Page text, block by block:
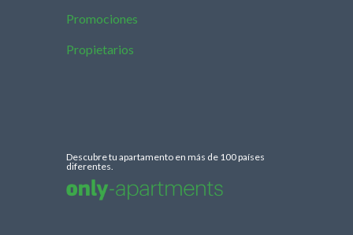
Promociones
Propietarios
Descubre tu apartamento en más de 100 países
diferentes.